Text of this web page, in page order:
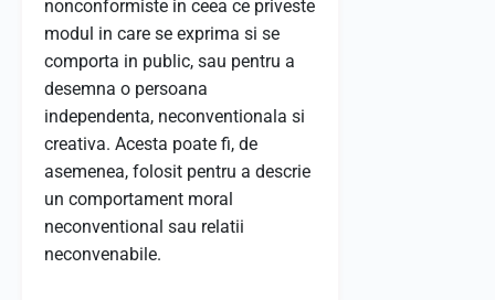
nonconformiste in ceea ce priveste
modul in care se exprima si se
comporta in public, sau pentru a
desemna o persoana
independenta, neconventionala si
creativa. Acesta poate fi, de
asemenea, folosit pentru a descrie
un comportament moral
neconventional sau relatii
neconvenabile.